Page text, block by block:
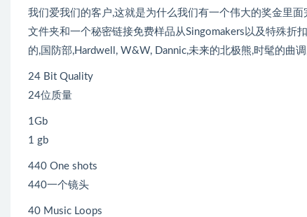
我们爱我们的客户,这就是为什么我们有一个伟大的奖金里
文件夹和一个秘密链接免费样品从Singomakers以及特殊折
的,国防部,Hardwell, W&W, Dannic,未来的北极熊,时髦的曲
24 Bit Quality
24位质量
1Gb
1 gb
440 One shots
440一个镜头
40 Music Loops